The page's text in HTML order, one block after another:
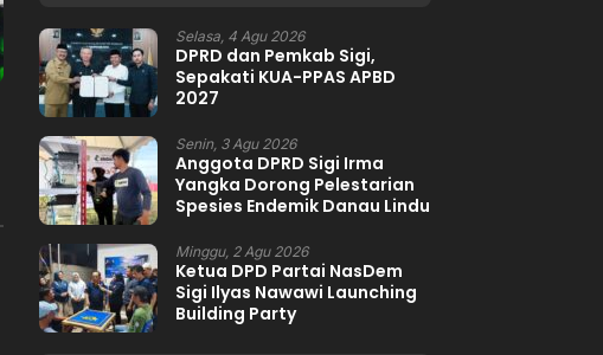
Selasa, 4 Agu 2026
DPRD dan Pemkab Sigi,
Sepakati KUA-PPAS APBD
2027
Senin, 3 Agu 2026
Anggota DPRD Sigi Irma
Yangka Dorong Pelestarian
Spesies Endemik Danau Lindu
Minggu, 2 Agu 2026
Ketua DPD Partai NasDem
Sigi Ilyas Nawawi Launching
Building Party